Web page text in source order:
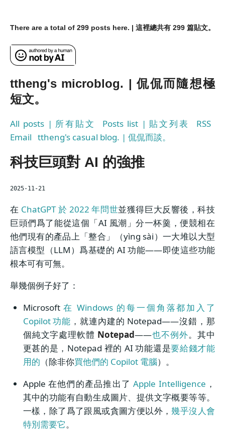
There are a total of 299 posts here. | 這裡總共有 299 篇貼文。
ttheng's microblog. | 侃侃而隨想極
短文。
All posts | 所有貼文 Posts list | 貼文列表
RSS
Email ttheng's casual blog. | 侃侃而談。
科技巨頭對 AI 的強推
2025-11-21
在 ChatGPT 於 2022 年問世並獲得巨大反響後，科技
巨頭們爲了能從這個「AI 風潮」分一杯羹，便競相在
他們現有的產品上「整合」（yìng sài）一大堆以大型
語言模型（LLM）爲基礎的 AI 功能——即使這些功能
根本可有可無。
舉幾個例子好了：
Microsoft在 Windows 的每一個角落都加入了
Copilot 功能 ，就連內建的 Notepad——沒錯，那
個純文字處理軟體 Notepad——也不例外。其中
更甚的是，Notepad 裡的 AI 功能還是要給錢才能
用的 （除非你買他們的 Copilot 電腦）。
Apple 在他們的產品推出了Apple Intelligence ，
其中的功能有自動生成圖片、提供文字概要等等。
一樣，除了爲了跟風或貪圖方便以外，幾乎沒人會
特別需要它。